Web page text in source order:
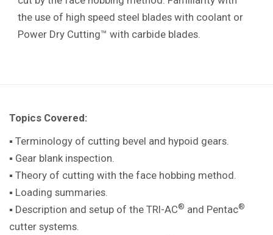
the use of high speed steel blades with coolant or
Power Dry Cutting™ with carbide blades.
Topics Covered:
▪ Terminology of cutting bevel and hypoid gears.
▪ Gear blank inspection.
▪ Theory of cutting with the face hobbing method.
▪ Loading summaries.
▪ Description and setup of the TRI-AC® and Pentac®
cutter systems.